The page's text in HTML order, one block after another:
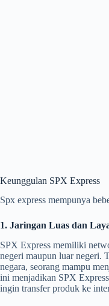
Keunggulan SPX Express
Spx express mempunya
1. Jaringan Luas dan
SPX Express memiliki
negeri maupun luar negeri.
negara, seorang mampu
ini menjadikan SPX
ingin transfer produk ke